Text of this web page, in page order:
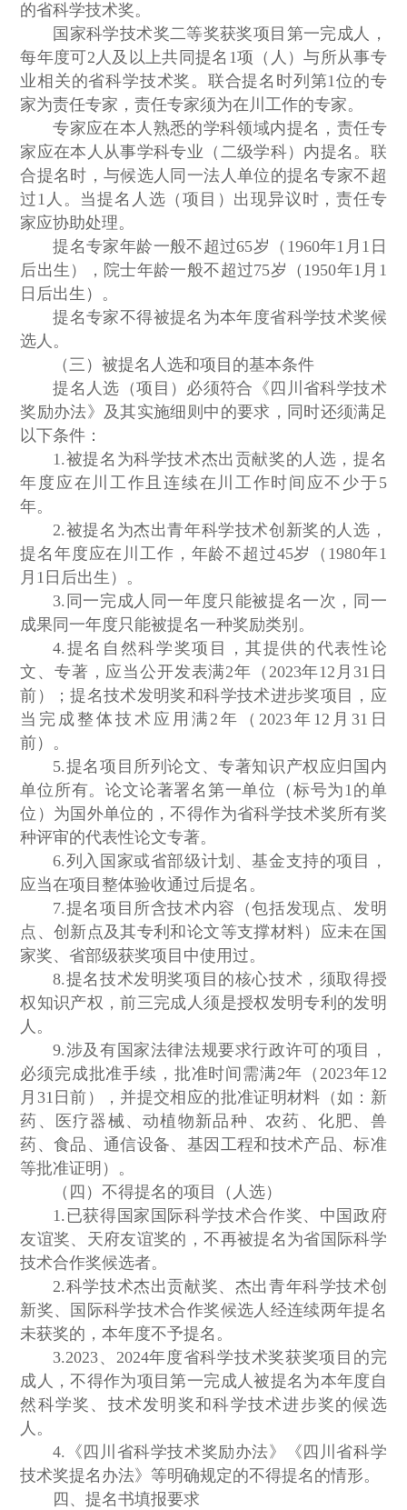
的省科学技术奖。
国家科学技术奖二等奖获奖项目第一完成人，
每年度可2人及以上共同提名1项（人）与所从事专
业相关的省科学技术奖。联合提名时列第1位的专
家为责任专家，责任专家须为在川工作的专家。
专家应在本人熟悉的学科领域内提名，责任专
家应在本人从事学科专业（二级学科）内提名。联
合提名时，与候选人同一法人单位的提名专家不超
过1人。当提名人选（项目）出现异议时，责任专
家应协助处理。
提名专家年龄一般不超过65岁（1960年1月1日
后出生），院士年龄一般不超过75岁（1950年1月1
日后出生）。
提名专家不得被提名为本年度省科学技术奖候
选人。
（三）被提名人选和项目的基本条件
提名人选（项目）必须符合《四川省科学技术
奖励办法》及其实施细则中的要求，同时还须满足
以下条件：
1.被提名为科学技术杰出贡献奖的人选，提名
年度应在川工作且连续在川工作时间应不少于5
年。
2.被提名为杰出青年科学技术创新奖的人选，
提名年度应在川工作，年龄不超过45岁（1980年1
月1日后出生）。
3.同一完成人同一年度只能被提名一次，同一
成果同一年度只能被提名一种奖励类别。
4.提名自然科学奖项目，其提供的代表性论
文、专著，应当公开发表满2年（2023年12月31日
前）；提名技术发明奖和科学技术进步奖项目，应
当完成整体技术应用满2年（2023年12月31日
前）。
5.提名项目所列论文、专著知识产权应归国内
单位所有。论文论著署名第一单位（标号为1的单
位）为国外单位的，不得作为省科学技术奖所有奖
种评审的代表性论文专著。
6.列入国家或省部级计划、基金支持的项目，
应当在项目整体验收通过后提名。
7.提名项目所含技术内容（包括发现点、发明
点、创新点及其专利和论文等支撑材料）应未在国
家奖、省部级获奖项目中使用过。
8.提名技术发明奖项目的核心技术，须取得授
权知识产权，前三完成人须是授权发明专利的发明
人。
9.涉及有国家法律法规要求行政许可的项目，
必须完成批准手续，批准时间需满2年（2023年12
月31日前），并提交相应的批准证明材料（如：新
药、医疗器械、动植物新品种、农药、化肥、兽
药、食品、通信设备、基因工程和技术产品、标准
等批准证明）。
（四）不得提名的项目（人选）
1.已获得国家国际科学技术合作奖、中国政府
友谊奖、天府友谊奖的，不再被提名为省国际科学
技术合作奖候选者。
2.科学技术杰出贡献奖、杰出青年科学技术创
新奖、国际科学技术合作奖候选人经连续两年提名
未获奖的，本年度不予提名。
3.2023、2024年度省科学技术奖获奖项目的完
成人，不得作为项目第一完成人被提名为本年度自
然科学奖、技术发明奖和科学技术进步奖的候选
人。
4.《四川省科学技术奖励办法》《四川省科学
技术奖提名办法》等明确规定的不得提名的情形。
四、提名书填报要求